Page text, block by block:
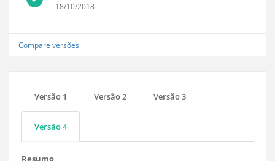
18/10/2018
Compare versões
Versão 1 Versão 2 Versão 3
Versão 4
Resumo